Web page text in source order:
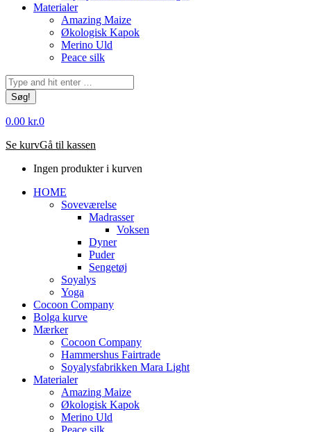
Materialer
Amazing Maize
Økologisk Kapok
Merino Uld
Peace silk
Søg:
0.00 kr.0
Se kurvGå til kassen
Ingen produkter i kurven
HOME
Soveværelse
Madrasser
Voksen
Dyner
Puder
Sengetøj
Soyalys
Yoga
Cocoon Company
Bolga kurve
Mærker
Cocoon Company
Hammershus Fairtrade
Soyalysfabrikken Mara Light
Materialer
Amazing Maize
Økologisk Kapok
Merino Uld
Peace silk